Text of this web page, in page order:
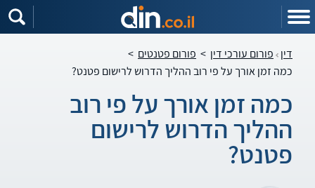
דין פורום עורכי דין > פורום פטנטים >
כמה זמן אורך על פי רוב ההליך הדרוש לרישום פטנט?
כמה זמן אורך על פי רוב
ההליך הדרוש לרישום
פטנט?